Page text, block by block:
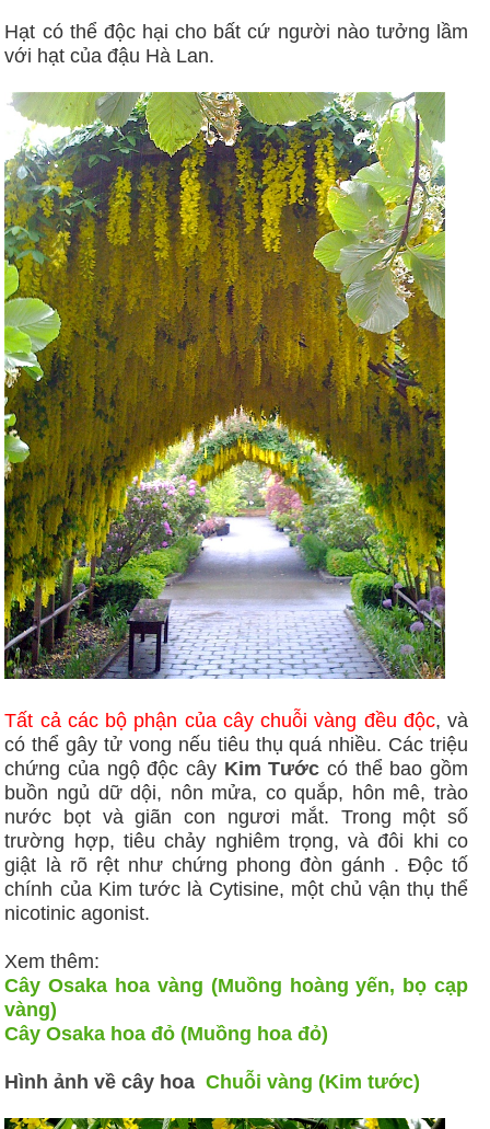
Hạt có thể độc hại cho bất cứ người nào tưởng lầm
với hạt của đậu Hà Lan.
Tất cả các bộ phận của cây chuỗi vàng đều độc, và
có thể gây tử vong nếu tiêu thụ quá nhiều. Các triệu
chứng của ngộ độc cây Kim Tước có thể bao gồm
buồn ngủ dữ dội, nôn mửa, co quắp, hôn mê, trào
nước bọt và giãn con ngươi mắt. Trong một số
trường hợp, tiêu chảy nghiêm trọng, và đôi khi co
giật là rõ rệt như chứng phong đòn gánh . Độc tố
chính của Kim tước là Cytisine, một chủ vận thụ thể
nicotinic agonist.
Xem thêm:
Cây Osaka hoa vàng (Muồng hoàng yến, bọ cạp
vàng)
Cây Osaka hoa đỏ (Muồng hoa đỏ)
Hình ảnh về cây hoaChuỗi vàng (Kim tước)